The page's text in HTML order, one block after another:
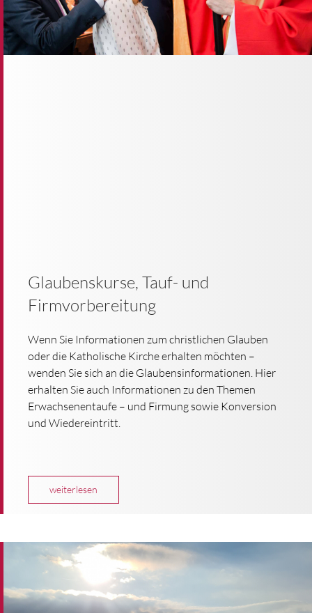
Glaubenskurse, Tauf- und
Firmvorbereitung
Wenn Sie Informationen zum christlichen Glauben
oder die Katholische Kirche erhalten möchten –
wenden Sie sich an die Glaubensinformationen. Hier
erhalten Sie auch Informationen zu den Themen
Erwachsenentaufe – und Firmung sowie Konversion
und Wiedereintritt.
weiterlesen